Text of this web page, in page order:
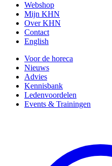
Webshop
Mijn KHN
Over KHN
Contact
English
Voor de horeca
Nieuws
Advies
Kennisbank
Ledenvoordelen
Events & Trainingen